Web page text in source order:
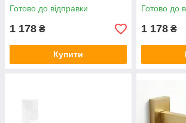
Готово до відправки
1 178 ₴
Купити
Готово до
1 178 ₴